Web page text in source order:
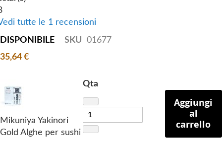
i
n
o
f
a
g
tutte le 1 recensioni
DISPONIBILE SKU
01677
35,64 €
Mikuniya Yakinori
Gold Alghe per sushi
Qta
Aggiungi
al
carrello